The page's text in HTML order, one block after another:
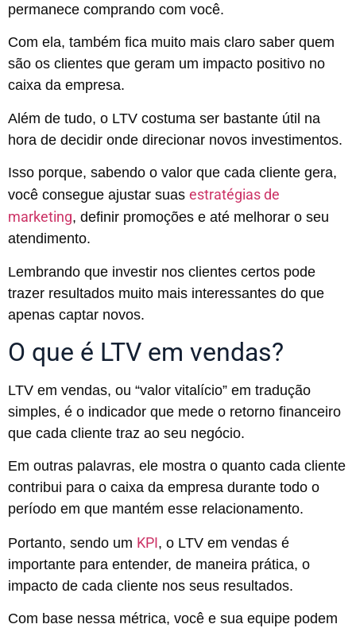
permanece comprando com você.
Com ela, também fica muito mais claro saber quem
são os clientes que geram um impacto positivo no
caixa da empresa.
Além de tudo, o LTV costuma ser bastante útil na
hora de decidir onde direcionar novos investimentos.
Isso porque, sabendo o valor que cada cliente gera,
você consegue ajustar suas estratégias de
marketing, definir promoções e até melhorar o seu
atendimento.
Lembrando que investir nos clientes certos pode
trazer resultados muito mais interessantes do que
apenas captar novos.
O que é LTV em vendas?
LTV em vendas, ou “valor vitalício” em tradução
simples, é o indicador que mede o retorno financeiro
que cada cliente traz ao seu negócio.
Em outras palavras, ele mostra o quanto cada cliente
contribui para o caixa da empresa durante todo o
período em que mantém esse relacionamento.
Portanto, sendo um KPI, o LTV em vendas é
importante para entender, de maneira prática, o
impacto de cada cliente nos seus resultados.
Com base nessa métrica, você e sua equipe podem